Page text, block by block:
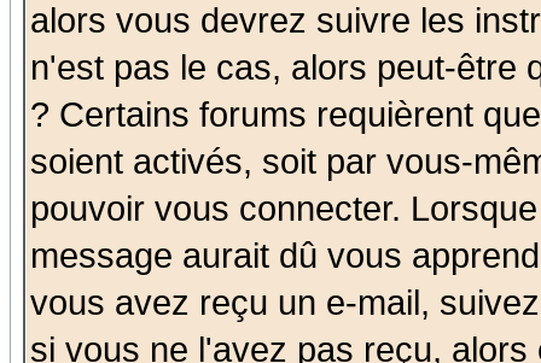
alors vous devrez suivre les
n'est pas le cas, alors peut-être
? Certains forums requièrent
soient activés, soit par vous-
pouvoir vous connecter.
message aurait dû vous
vous avez reçu un e-mail,
si vous ne l'avez pas reçu,